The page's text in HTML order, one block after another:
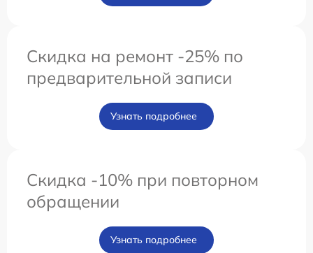
Скидка на ремонт -25% по
предварительной записи
Узнать подробнее
Скидка -10% при повторном
обращении
Узнать подробнее